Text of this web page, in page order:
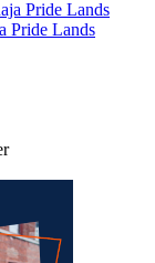
Pride Lands